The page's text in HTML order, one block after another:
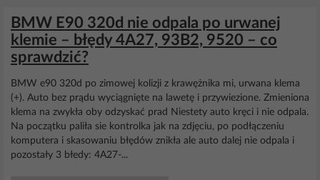
BMW E90 320d nie odpala po urwanej
klemie – błędy 4A27, 93B2, 9520 – co
sprawdzić?
BMW e90 320d po zimowej kolizji z krawężnika mi, urwana klema
(+). Auto bez prądu wyciągnięte na lawetę i przywiezione. Zmieniona
klema na zwykła oby odzyskać prad Niestety auto kręci i nie odpala.
Na początku paliła sie kontrolka jak na zdjęciu, po podłączeniu
komputera i skasowaniu błędów znikła ale auto dalej nie odpala i
pozostały 3 błedy: 4A27-...